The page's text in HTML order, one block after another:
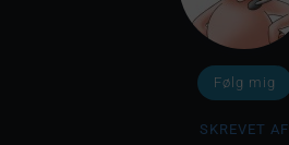
Følg mig
SKREVET AF